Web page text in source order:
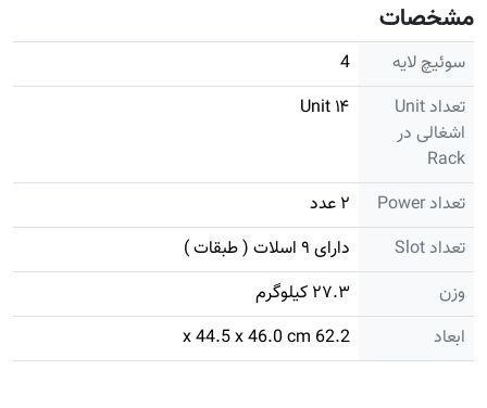
مشخصات
سوئیچ لایه
4
تعداد Unit
اشغالی در
Rack
۱۴ Unit
تعداد Power
۲ عدد
تعداد Slot
دارای ۹ اسلات ( طبقات )
وزن
۲۷.۳ کیلوگرم
ابعاد
62.2 x 44.5 x 46.0 cm